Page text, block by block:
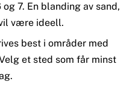
7. En blanding av sand,
være ideell.
best i områder med
et sted som får minst